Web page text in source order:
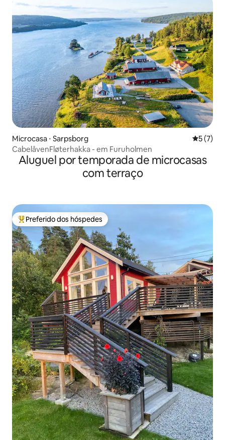
Microcasa ⋅ Sarpsborg 5 de
5 (7)
CabelåvenFløterhakka - em Furuholmen
Aluguel por temporada de microcasas
com terraço
Entre os melhores preferidos dos hóspedes
Preferido dos hóspedes